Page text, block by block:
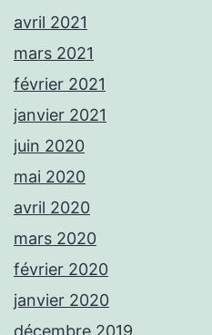
avril 2021
mars 2021
février 2021
janvier 2021
juin 2020
mai 2020
avril 2020
mars 2020
février 2020
janvier 2020
décembre 2019